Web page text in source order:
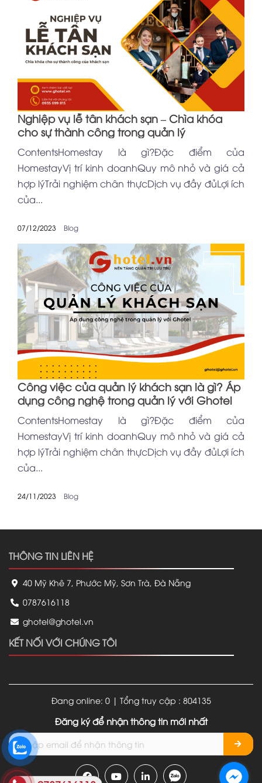
Nghiệp vụ lễ tân khách sạn – Chìa khóa
cho sự thành công trong quản lý
ContentsHomestay là gì?Đặc điểm của
HomestayVị trí kinh doanhQuy mô nhỏ và giá cả
hợp lýTrải nghiệm chân thựcDịch vụ đầy đủLợi ích
của...
07/12/2023 Blog
Công việc của quản lý khách sạn là gì? Áp
dụng công nghệ trong quản lý với Ghotel
ContentsHomestay là gì?Đặc điểm của
HomestayVị trí kinh doanhQuy mô nhỏ và giá cả
hợp lýTrải nghiệm chân thựcDịch vụ đầy đủLợi ích
của...
24/11/2023 Blog
THÔNG TIN LIÊN HỆ
40 Mỹ Khê 7, Phước Mỹ, Sơn Trà, Đà Nẵng
0787616118
ghotel@ghotel.vn
KẾT NỐI VỚI CHÚNG TÔI
Đang online: 0 | Tổng truy cập : 804135
Đăng ký để nhận thông tin mới nhất